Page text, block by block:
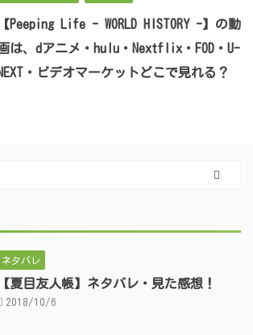
【Peeping Life - WORLD HISTORY -】の動
は、dアニメ・hulu・Nextflix・FOD・U-
・ビデオマーケットどこで見れる？
ネタバレ
【夏目友人帳】ネタバレ・見た感想！
2018/10/6